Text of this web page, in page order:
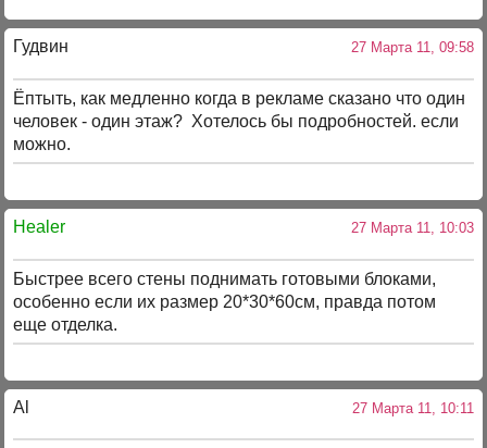
Гудвин 27 Марта 11, 09:58
Ёптыть, как медленно когда в рекламе сказано что один
человек - один этаж? Хотелось бы подробностей. если
можно.
Healer 27 Марта 11, 10:03
Быстрее всего стены поднимать готовыми блоками,
особенно если их размер 20*30*60см, правда потом
еще отделка.
Al 27 Марта 11, 10:11